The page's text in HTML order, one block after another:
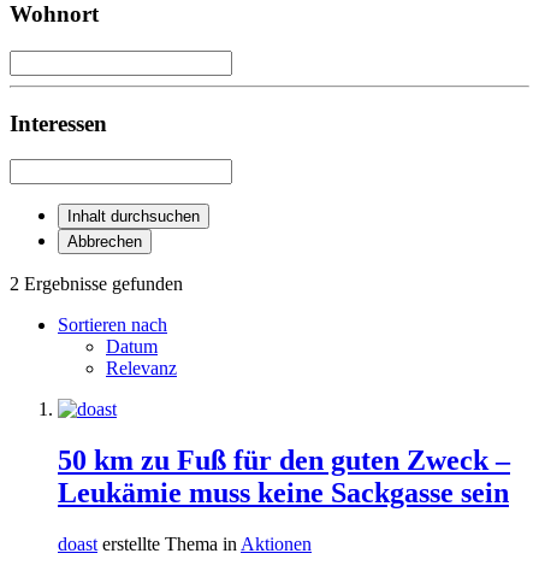
Wohnort
Interessen
Inhalt durchsuchen
Abbrechen
2 Ergebnisse gefunden
Sortieren nach
Datum
Relevanz
50 km zu Fuß für den guten Zweck –
Leukämie muss keine Sackgasse sein
doast erstellte Thema in Aktionen